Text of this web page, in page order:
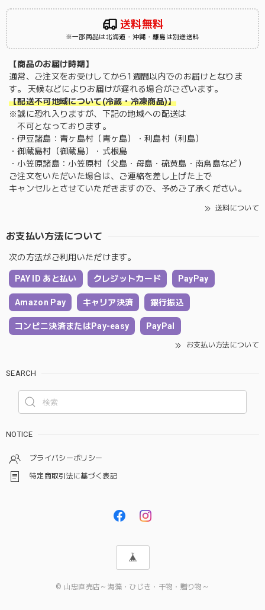
送料無料
※一部商品は北海道・沖縄・離島は別途送料
【商品のお届け時期】
通常、ご注文をお受けしてから1週間以内でのお届けとなりま
す。 天候などによりお届けが遅れる場合がございます。
【配送不可地域について(冷蔵・冷凍商品)】
※誠に恐れ入りますが、下記の地域への配送は
不可となっております。
・伊豆諸島：青ヶ島村（青ヶ島）・利島村（利島）
・御蔵島村（御蔵島）・式根島
・小笠原諸島：小笠原村（父島・母島・硫黄島・南鳥島など）
ご注文をいただいた場合は、ご連絡を差し上げた上で
キャンセルとさせていただきますので、予めご了承ください。
送料について
お支払い方法について
次の方法がご利用いただけます。
PAY ID あと払い クレジットカード PayPay
Amazon Pay キャリア決済 銀行振込
コンビニ決済またはPay-easy PayPal
お支払い方法について
SEARCH
NOTICE
プライバシーポリシー
特定商取引法に基づく表記
© 山忠直売店～海藻・ひじき・干物・贈り物～